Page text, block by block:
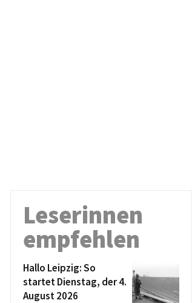
Leserinnen
empfehlen
Hallo Leipzig: So
startet Dienstag, der 4.
August 2026